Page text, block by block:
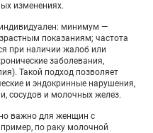
изменениях.
минимум —
показаниям; частота
при наличии жалоб или
заболевания,
Такой подход позволяет
и эндокринные нарушения,
сосудов и молочных желез.
важно для женщин с
по раку молочной